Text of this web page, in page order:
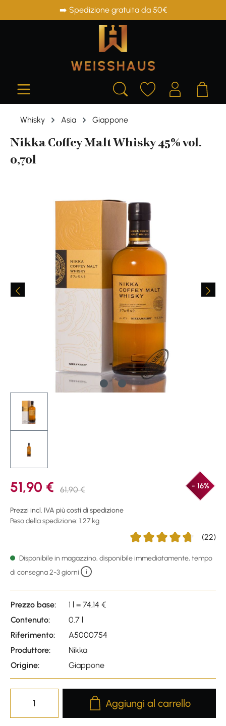
➡️ Spedizione gratuita da 50€
Whisky Asia Giappone
Nikka Coffey Malt Whisky 45% vol.
0,70l
51,90 € 61,90 € - 16%
Prezzi incl. IVA più costi di spedizione
Peso della spedizione: 1.27 kg
(22)
Disponibile in magazzino, disponibile immediatamente, tempo
di consegna 2-3 giorni
Prezzo base:
1 l = 74,14 €
Contenuto:
0.7 l
Riferimento:
A5000754
Produttore:
Nikka
Origine:
Giappone
Product Quantity: Enter the
Aggiungi al carrello